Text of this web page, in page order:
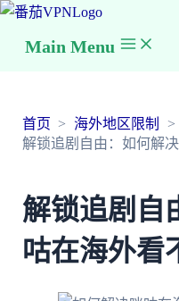
Main Menu
首页
海外地区限制
解锁追剧自由：如何解
解锁追剧自
咕在海外看